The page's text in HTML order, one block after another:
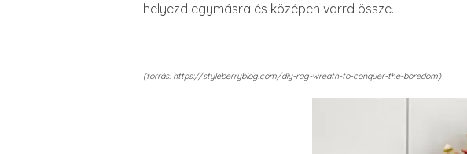
helyezd egymásra és középen varrd össze.
(forrás: https://styleberryblog.com/diy-rag-wreath-to-conquer-the-boredom)